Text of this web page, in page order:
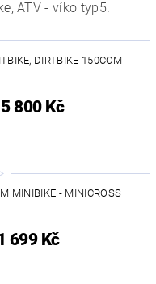
ATV - víko typ5.
DIRTBIKE 150CCM
800 Kč
MINIBIKE - MINICROSS
699 Kč